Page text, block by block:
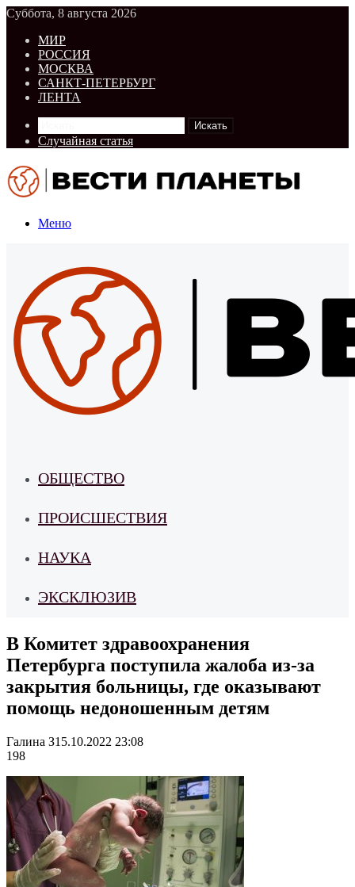
Суббота, 8 августа 2026
МИР
РОССИЯ
МОСКВА
САНКТ-ПЕТЕРБУРГ
ЛЕНТА
Искать
Случайная статья
Меню
ОБЩЕСТВО
ПРОИСШЕСТВИЯ
НАУКА
ЭКСКЛЮЗИВ
В Комитет здравоохранения
Петербурга поступила жалоба из-за
закрытия больницы, где оказывают
помощь недоношенным детям
Галина З15.10.2022 23:08
198